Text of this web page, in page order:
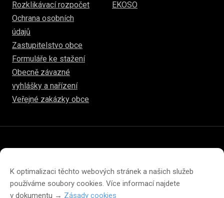
K optimalizaci těchto webových stránek a našich služeb
používáme soubory cookies. Více informací najdete
v dokumentu → Zásady cookies
Rozklikávací rozpočet
Ochrana osobních
údajů
Zastupitelstvo obce
Formuláře ke stažení
Obecně závazné
vyhlášky a nařízení
Veřejné zakázky obce
EKOSO
Prohlášení o přístupnosti
Prohlášení o ochraně soukromí
Zásady cookies (EU)